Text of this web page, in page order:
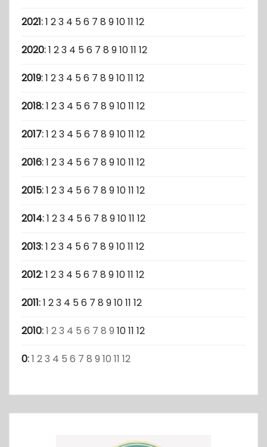
2021:1 23 4 56 7 8 91011 12
2020:1 23 4 56 7 8 91011 12
2019:1 23 4 56 7 8 91011 12
2018:1 23 4 56 7 8 91011 12
2017:1 23 4 56 7 8 91011 12
2016:1 23 4 56 7 8 91011 12
2015:1 23 4 56 7 8 91011 12
2014:1 23 4 56 7 8 91011 12
2013:1 23 4 56 7 8 91011 12
2012:1 23 4 56 7 8 91011 12
2011:1 23 4 56 7 8 91011 12
2010:1 23 4 5 6 7 8 9 1011 12
0:1 23 4 5 6 7 8 9 10 11 12